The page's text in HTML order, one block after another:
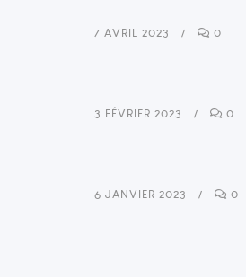
7 AVRIL 2023 0
3 FÉVRIER 2023 0
6 JANVIER 2023 0